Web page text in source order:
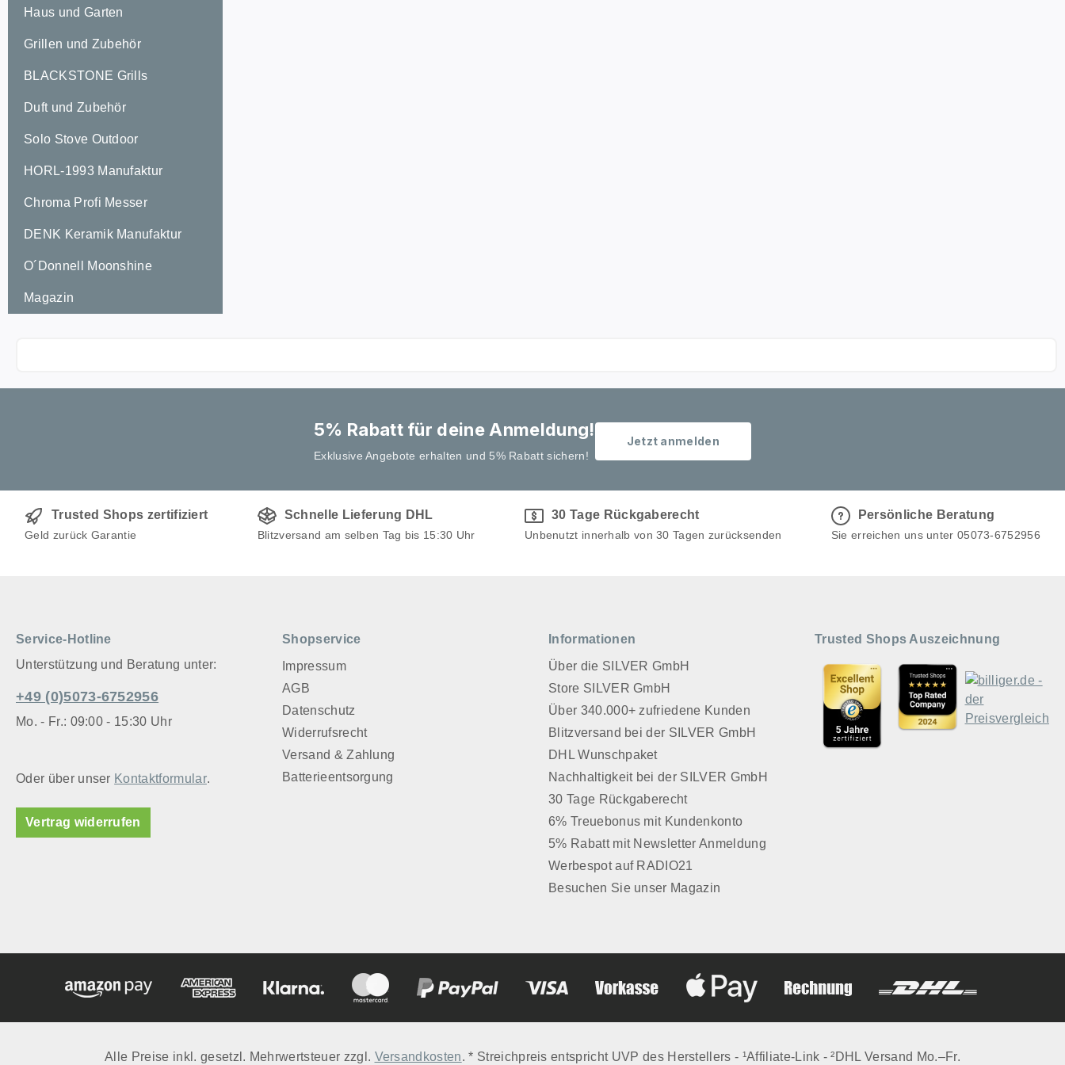
Haus und Garten
Grillen und Zubehör
BLACKSTONE Grills
Duft und Zubehör
Solo Stove Outdoor
HORL-1993 Manufaktur
Chroma Profi Messer
DENK Keramik Manufaktur
O´Donnell Moonshine
Magazin
5% Rabatt für deine Anmeldung!
Exklusive Angebote erhalten und 5% Rabatt sichern!
Jetzt anmelden
Trusted Shops zertifiziert
Geld zurück Garantie
Schnelle Lieferung DHL
Blitzversand am selben Tag bis 15:30 Uhr
30 Tage Rückgaberecht
Unbenutzt innerhalb von 30 Tagen zurücksenden
Persönliche Beratung
Sie erreichen uns unter 05073-6752956
Service-Hotline
Unterstützung und Beratung unter:
+49 (0)5073-6752956
Mo. - Fr.: 09:00 - 15:30 Uhr
Oder über unser Kontaktformular.
Vertrag widerrufen
Shopservice
Impressum
AGB
Datenschutz
Widerrufsrecht
Versand & Zahlung
Batterieentsorgung
Informationen
Über die SILVER GmbH
Store SILVER GmbH
Über 340.000+ zufriedene Kunden
Blitzversand bei der SILVER GmbH
DHL Wunschpaket
Nachhaltigkeit bei der SILVER GmbH
30 Tage Rückgaberecht
6% Treuebonus mit Kundenkonto
5% Rabatt mit Newsletter Anmeldung
Werbespot auf RADIO21
Besuchen Sie unser Magazin
Trusted Shops Auszeichnung
Alle Preise inkl. gesetzl. Mehrwertsteuer zzgl. Versandkosten. * Streichpreis entspricht UVP des Herstellers - ¹Affiliate-Link - ²DHL Versand Mo.–Fr.